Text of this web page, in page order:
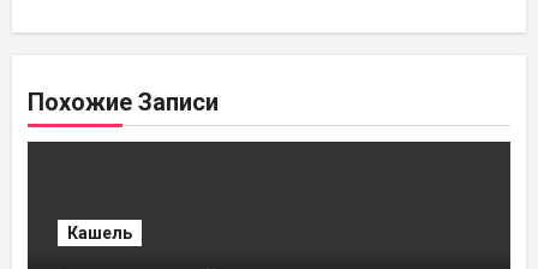
Похожие Записи
Кашель